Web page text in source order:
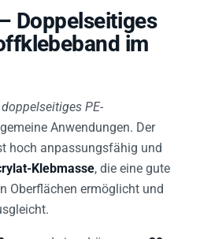
Doppelseitiges
im
doppelseitiges PE-
Anwendungen. Der
hoch anpassungsfähig und
Klebmasse, die eine gute
Oberflächen ermöglicht und